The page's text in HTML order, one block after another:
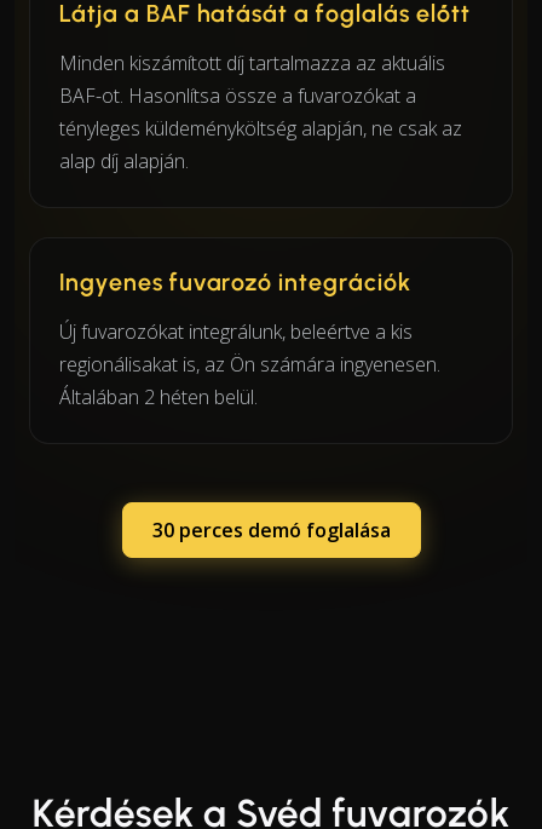
Látja a BAF hatását a foglalás előtt
Minden kiszámított díj tartalmazza az aktuális
BAF-ot. Hasonlítsa össze a fuvarozókat a
tényleges küldeményköltség alapján, ne csak az
alap díj alapján.
Ingyenes fuvarozó integrációk
Új fuvarozókat integrálunk, beleértve a kis
regionálisakat is, az Ön számára ingyenesen.
Általában 2 héten belül.
30 perces demó foglalása
Kérdések a Svéd fuvarozók